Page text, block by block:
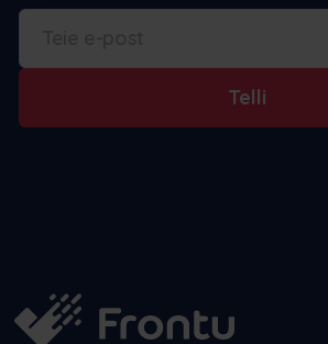
Telli